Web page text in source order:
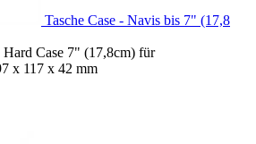
Tasche Case - Navis bis 7" (17,8
Case 7" (17,8cm) für
x 117 x 42 mm